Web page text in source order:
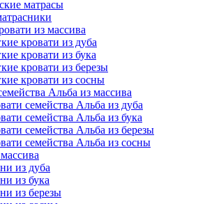
матрасы
из массива
кровати из дуба
кровати из бука
кровати из березы
кровати из сосны
Альба из массива
семейства Альба из дуба
семейства Альба из бука
семейства Альба из березы
семейства Альба из сосны
из дуба
из бука
из березы